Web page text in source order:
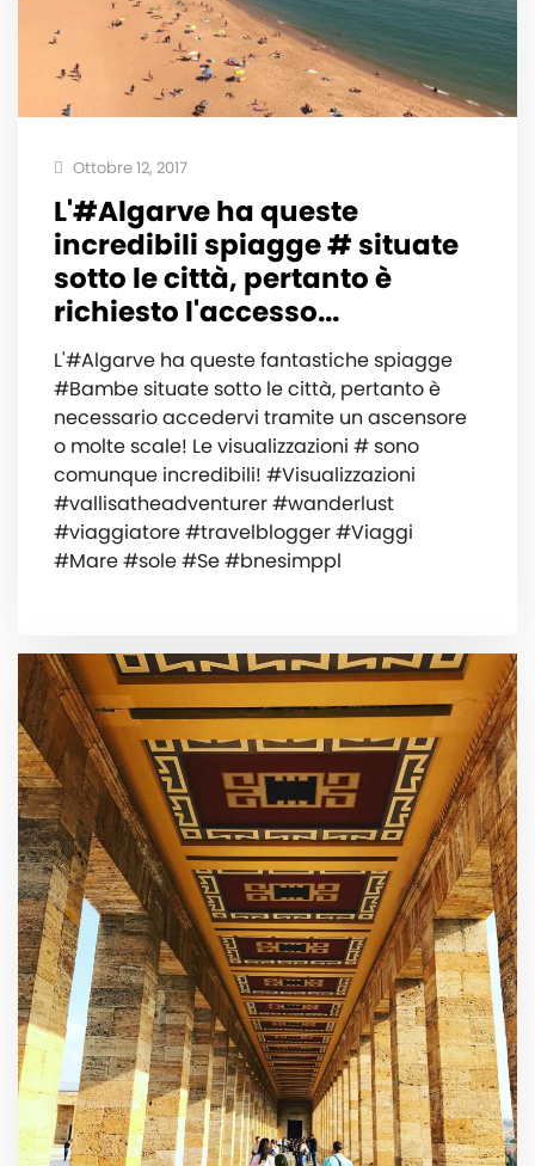
Ottobre 12, 2017
L'#Algarve ha queste
incredibili spiagge # situate
sotto le città, pertanto è
richiesto l'accesso...
L'#Algarve ha queste fantastiche spiagge
#Bambe situate sotto le città, pertanto è
necessario accedervi tramite un ascensore
o molte scale! Le visualizzazioni # sono
comunque incredibili! #Visualizzazioni
#vallisatheadventurer #wanderlust
#viaggiatore #travelblogger #Viaggi
#Mare #sole #Se #bnesimppl